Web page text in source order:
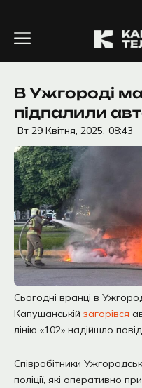
вмісту
В Ужгороді
підпалили
Вт 29 Квітня, 2025, 08:43
Сьогодні вранці в
Капушанській загорівся
лінію «102» надійшло
Співробітники
поліції, які оперативно